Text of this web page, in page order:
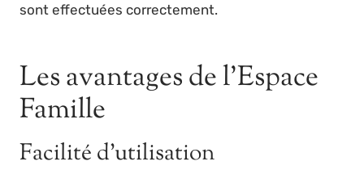
sont effectuées correctement.
Les avantages de l’Espace
Famille
Facilité d’utilisation